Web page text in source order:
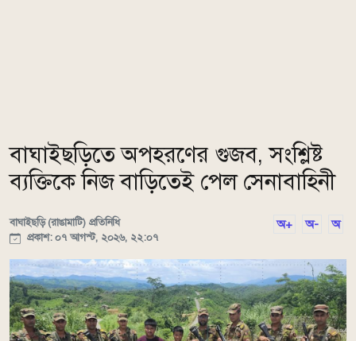
বাঘাইছড়িতে অপহরণের গুজব, সংশ্লিষ্ট
ব্যক্তিকে নিজ বাড়িতেই পেল সেনাবাহিনী
বাঘাইছড়ি (রাঙামাটি) প্রতিনিধি
প্রকাশ: ০৭ আগস্ট, ২০২৬, ২২:০৭
অ+ অ- অ